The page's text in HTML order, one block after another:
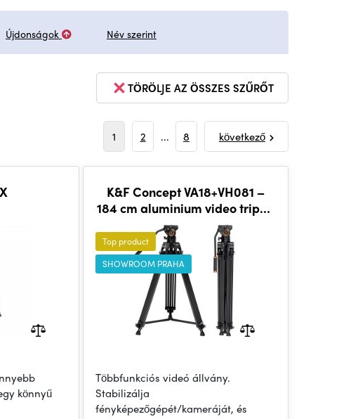
Újdonságok Név szerint
TÖRÖLJE AZ ÖSSZES SZŰRŐT
1 2 ... 8 következő
könnyű
K&F Concept VA18+VH081 –
184 cm aluminium video tripod
with fluid head
Top product
SHOWROOM PRAHA
Többfunkciós videó állvány.
Stabilizálja
fényképezőgépét/kameráját, és